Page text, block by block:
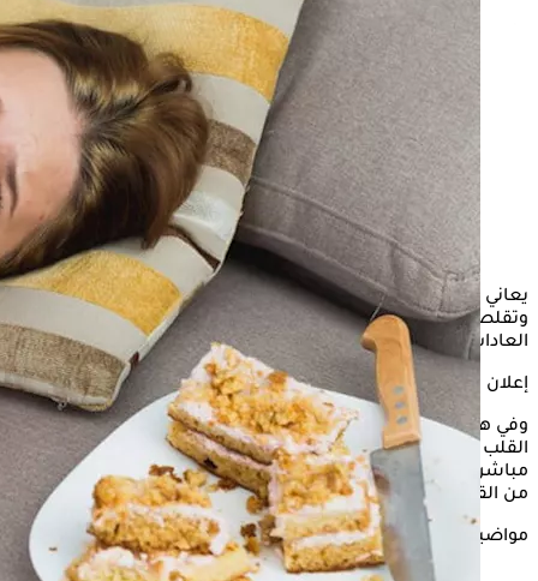
يعاني كثيرون من أعراض القولون العصبي خلال الليل، مثل الانتفاخ
وتقلصات البطن واضطراب النوم، وهو ما يطرح تساؤلات حول دور
العادات المسائية في تخفيف هذه الأعراض قبل النوم.
إعلان
وفي هذا السياق، يوضح الدكتور شريف حسين، استشاري أمراض
القلب والأوعية الدموية، أن نمط العشاء والروتين المسائي له تأثير
مباشر على الجهاز الهضمي، خاصة لدى الأشخاص الذين يعانون
من القولون العصبي أو حساسية المعدة.
مواضيع ذات صلة